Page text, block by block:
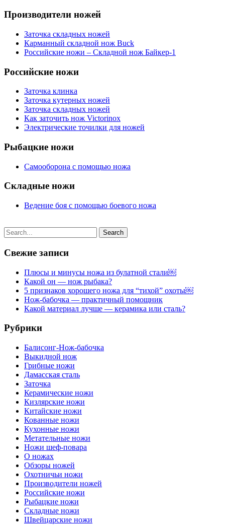
Производители ножей
Заточка складных ножей
Карманный складной нож Buck
Российские ножи – Складной нож Байкер-1
Российские ножи
Заточка клинка
Заточка кутерных ножей
Заточка складных ножей
Как заточить нож Victorinox
Электрические точилки для ножей
Рыбацкие ножи
Самооборона с помощью ножа
Складные ножи
Ведение боя с помощью боевого ножа
Свежие записи
Плюсы и минусы ножа из булатной стали￼
Какой он — нож рыбака?
5 признаков хорошего ножа для “тихой” охоты￼
Нож-бабочка — практичный помощник
Какой материал лучше — керамика или сталь?
Рубрики
Балисонг-Нож-бабочка
Выкидной нож
Грибные ножи
Дамасская сталь
Заточка
Керамические ножи
Кизлярские ножи
Китайские ножи
Кованные ножи
Кухонные ножи
Метательные ножи
Ножи шеф-повара
О ножах
Обзоры ножей
Охотничьи ножи
Производители ножей
Российские ножи
Рыбацкие ножи
Складные ножи
Швейцарские ножи